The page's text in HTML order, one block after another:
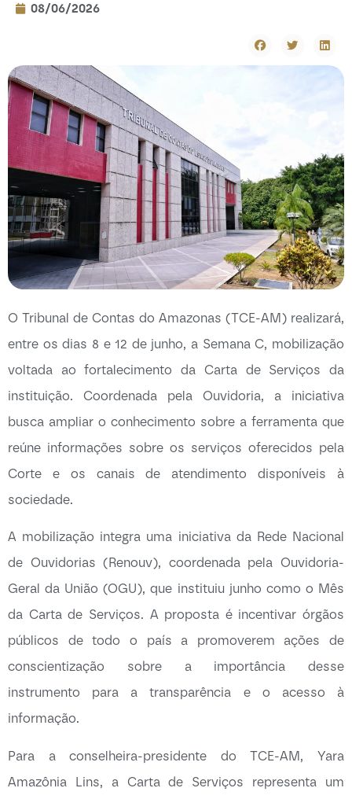
08/06/2026
O Tribunal de Contas do Amazonas (TCE-AM) realizará,
entre os dias 8 e 12 de junho, a Semana C, mobilização
voltada ao fortalecimento da Carta de Serviços da
instituição. Coordenada pela Ouvidoria, a iniciativa
busca ampliar o conhecimento sobre a ferramenta que
reúne informações sobre os serviços oferecidos pela
Corte e os canais de atendimento disponíveis à
sociedade.
A mobilização integra uma iniciativa da Rede Nacional
de Ouvidorias (Renouv), coordenada pela Ouvidoria-
Geral da União (OGU), que instituiu junho como o Mês
da Carta de Serviços. A proposta é incentivar órgãos
públicos de todo o país a promoverem ações de
conscientização sobre a importância desse
instrumento para a transparência e o acesso à
informação.
Para a conselheira-presidente do TCE-AM, Yara
Amazônia Lins, a Carta de Serviços representa um